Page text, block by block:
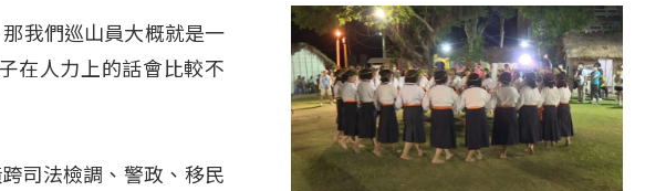
我們巡山員大概就是一
在人力上的話會比較不
司法檢調、警政、移民